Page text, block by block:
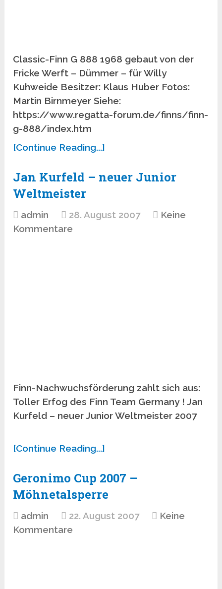
Classic-Finn G 888 1968 gebaut von der
Fricke Werft – Dümmer – für Willy
Kuhweide Besitzer: Klaus Huber Fotos:
Martin Birnmeyer Siehe:
https://www.regatta-forum.de/finns/finn-
g-888/index.htm
[Continue Reading...]
Jan Kurfeld – neuer Junior
Weltmeister
admin 28. August 2007
Keine
Kommentare
Finn-Nachwuchsförderung zahlt sich aus:
Toller Erfog des Finn Team Germany ! Jan
Kurfeld – neuer Junior Weltmeister 2007
[Continue Reading...]
Geronimo Cup 2007 –
Möhnetalsperre
admin 22. August 2007
Keine
Kommentare